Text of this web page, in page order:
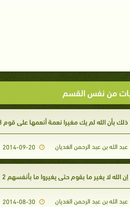
من نفس القسم
ذلك بأن الله لم يك مغيرا نعمة أنعمها على قوم 3
عبد الله بن عبد الرحمن الغديان 2014-09-20
إن الله لا يغير ما بقوم حتى يغيروا ما بأنفسهم 2
عبد الله بن عبد الرحمن الغديان 2014-08-30